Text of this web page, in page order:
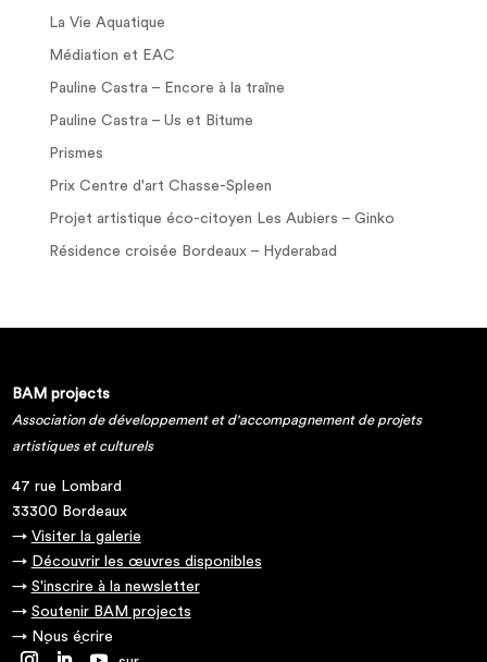
La Vie Aquatique
Médiation et EAC
Pauline Castra – Encore à la traîne
Pauline Castra – Us et Bitume
Prismes
Prix Centre d'art Chasse-Spleen
Projet artistique éco-citoyen Les Aubiers – Ginko
Résidence croisée Bordeaux – Hyderabad
BAM projects
Association de développement et d'accompagnement de projets
artistiques et culturels
47 rue Lombard
33300 Bordeaux
→ Visiter la galerie
→ Découvrir les œuvres disponibles
→ S'inscrire à la newsletter
→ Soutenir BAM projects
→ Nous écrire